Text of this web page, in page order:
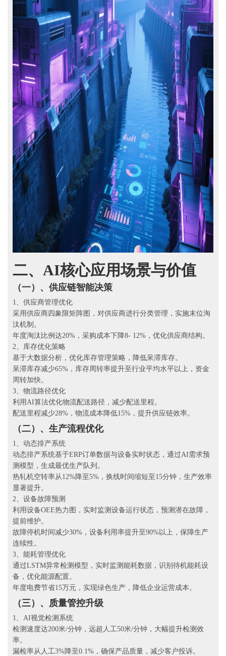
二、 AI核心应用场景与价值
（一）、 供应链智能决策
1、供应商管理优化
采用供应商四象限矩阵图，对供应商进行分类管理，实施末位淘
汰机制。
年度淘汰比例达20%，采购成本下降8- 12%，优化供应商结构。
2、库存优化策略
基于大数据分析，优化库存管理策略，降低呆滞库存。
呆滞库存减少65%，库存周转率提升至行业平均水平以上，资金
周转加快。
3、物流路径优化
利用AI算法优化物流配送路径，减少配送里程。
配送里程减少28%，物流成本降低15%，提升供应链效率。
（二）、生产流程优化
1、动态排产系统
动态排产系统基于ERP订单数据与设备实时状态，通过AI需求预
测模型，生成最优生产队列。
热轧机空转率从12%降至5%，换线时间缩短至15分钟，生产效率
显著提升。
2、设备故障预测
利用设备OEE热力图，实时监测设备运行状态，预测潜在故障，
提前维护。
故障停机时间减少30%，设备利用率提升至90%以上，保障生产
连续性。
3、能耗管理优化
通过LSTM异常检测模型，实时监测能耗数据，识别待机能耗设
备，优化能源配置。
年度电费节省15万元，实现绿色生产，降低企业运营成本。
（三）、质量管控升级
1、AI视觉检测系统
检测速度达200米/分钟，远超人工50米/分钟，大幅提升检测效
率。
漏检率从人工3%降至0.1%，确保产品质量，减少客户投诉。